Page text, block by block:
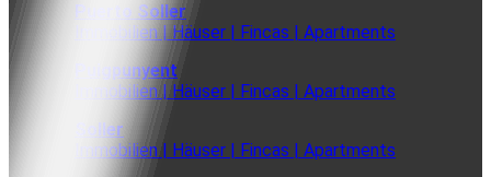
Puerto Soller
Immobilien | Häuser | Fincas | Apartments
Puigpunyent
Immobilien | Häuser | Fincas | Apartments
Soller
Immobilien | Häuser | Fincas | Apartments